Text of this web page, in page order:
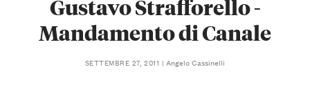
Gustavo Strafforello -
Mandamento di Canale
SETTEMBRE 27, 2011 Angelo Cassinelli